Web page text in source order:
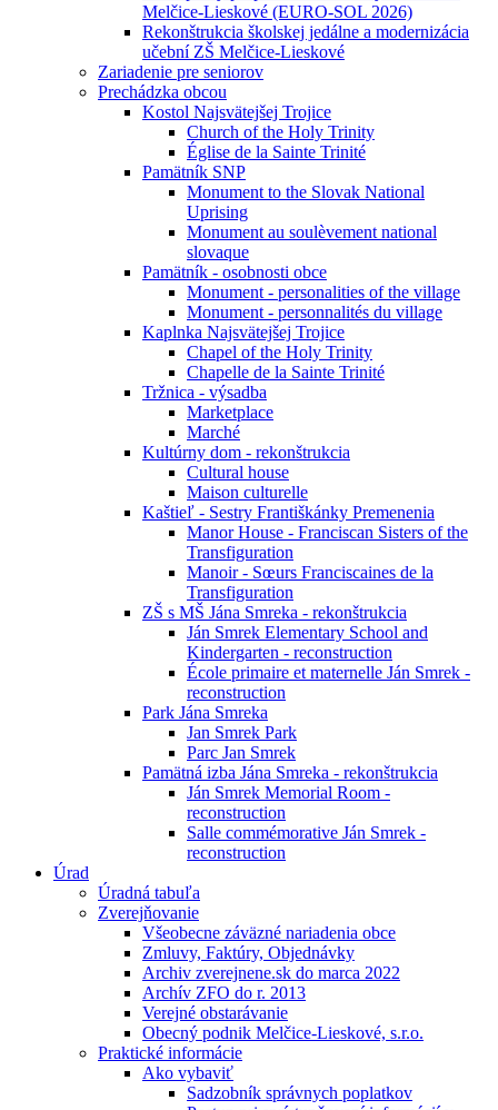
Melčice-Lieskové (EURO-SOL 2026)
Rekonštrukcia školskej jedálne a modernizácia
učební ZŠ Melčice-Lieskové
Zariadenie pre seniorov
Prechádzka obcou
Kostol Najsvätejšej Trojice
Church of the Holy Trinity
Église de la Sainte Trinité
Pamätník SNP
Monument to the Slovak National
Uprising
Monument au soulèvement national
slovaque
Pamätník - osobnosti obce
Monument - personalities of the village
Monument - personnalités du village
Kaplnka Najsvätejšej Trojice
Chapel of the Holy Trinity
Chapelle de la Sainte Trinité
Tržnica - výsadba
Marketplace
Marché
Kultúrny dom - rekonštrukcia
Cultural house
Maison culturelle
Kaštieľ - Sestry Františkánky Premenenia
Manor House - Franciscan Sisters of the
Transfiguration
Manoir - Sœurs Franciscaines de la
Transfiguration
ZŠ s MŠ Jána Smreka - rekonštrukcia
Ján Smrek Elementary School and
Kindergarten - reconstruction
École primaire et maternelle Ján Smrek -
reconstruction
Park Jána Smreka
Jan Smrek Park
Parc Jan Smrek
Pamätná izba Jána Smreka - rekonštrukcia
Ján Smrek Memorial Room -
reconstruction
Salle commémorative Ján Smrek -
reconstruction
Úrad
Úradná tabuľa
Zverejňovanie
Všeobecne záväzné nariadenia obce
Zmluvy, Faktúry, Objednávky
Archiv zverejnene.sk do marca 2022
Archív ZFO do r. 2013
Verejné obstarávanie
Obecný podnik Melčice-Lieskové, s.r.o.
Praktické informácie
Ako vybaviť
Sadzobník správnych poplatkov